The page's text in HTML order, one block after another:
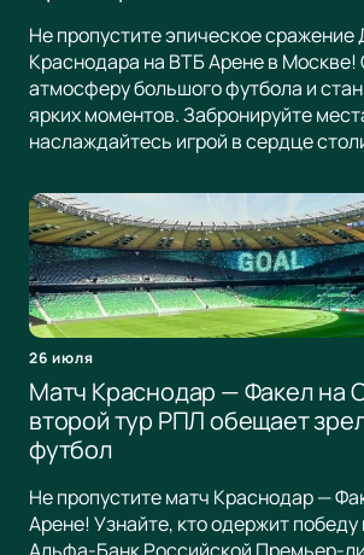
Не пропустите эпическое сражение
Краснодара на ВТБ Арене в
атмосферу большого футбола и
ярких моментов. Забронируйте
наслаждайтесь игрой в сердце
26 июля
Матч Краснодар — Факел на
второй тур РПЛ обещает
футбол
Не пропустите матч Краснодар —
Арене! Узнайте, кто одержит победу